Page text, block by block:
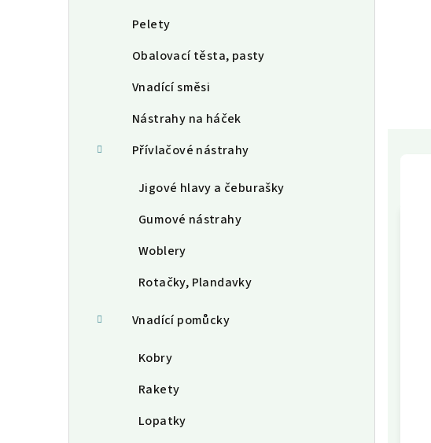
Pelety
Obalovací těsta, pasty
Vnadící směsi
Nástrahy na háček
Přívlačové nástrahy
Jigové hlavy a čeburašky
Gumové nástrahy
Woblery
Rotačky, Plandavky
Vnadící pomůcky
Kobry
Rakety
Lopatky